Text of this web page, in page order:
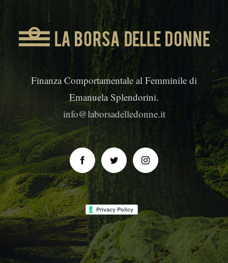
Finanza Comportamentale al Femminile di
Emanuela Splendorini.
info@laborsadelledonne.it